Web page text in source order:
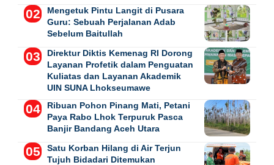
Mengetuk Pintu Langit di Pusara
Guru: Sebuah Perjalanan Adab
Sebelum Baitullah
Direktur Diktis Kemenag RI Dorong
Layanan Profetik dalam Penguatan
Kuliatas dan Layanan Akademik
UIN SUNA Lhokseumawe
Ribuan Pohon Pinang Mati, Petani
Paya Rabo Lhok Terpuruk Pasca
Banjir Bandang Aceh Utara
Satu Korban Hilang di Air Terjun
Tujuh Bidadari Ditemukan